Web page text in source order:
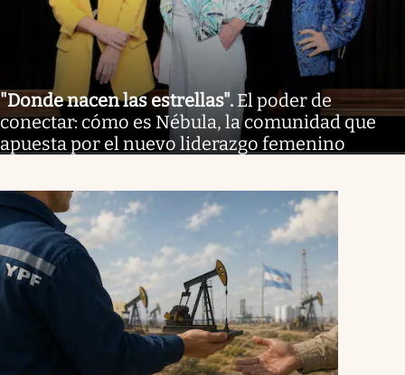
"Donde nacen las estrellas". El poder de
conectar: cómo es Nébula, la comunidad que
apuesta por el nuevo liderazgo femenino